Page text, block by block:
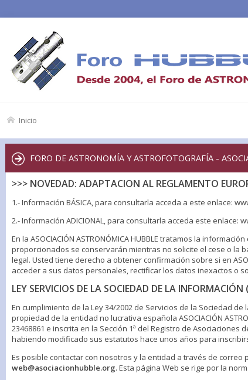
Inicio
FORO DE ASTRONOMÍA Y ASTROFOTOGRAFÍA -
>>> NOVEDAD: ADAPTACION AL REGLAMENTO
1.- Información BÁSICA, para consultarla acceda a este enlace:
2.- Información ADICIONAL, para consultarla acceda este
En la ASOCIACIÓN ASTRONÓMICA HUBBLE tratamos la
proporcionados se conservarán mientras no solicite el cese o la
legal. Usted tiene derecho a obtener confirmación sobre si en
acceder a sus datos personales, rectificar los datos inexactos o
LEY SERVICIOS DE LA SOCIEDAD DE LA INFORMACIÓN
En cumplimiento de la Ley 34/2002 de Servicios de la Sociedad
propiedad de la entidad no lucrativa española ASOCIACIÓN
23468861 e inscrita en la Sección 1ª del Registro de
habiendo modificado sus estatutos hace unos años para
Es posible contactar con nosotros y la entidad a través de
web@asociacionhubble.org. Esta página Web se rige por la